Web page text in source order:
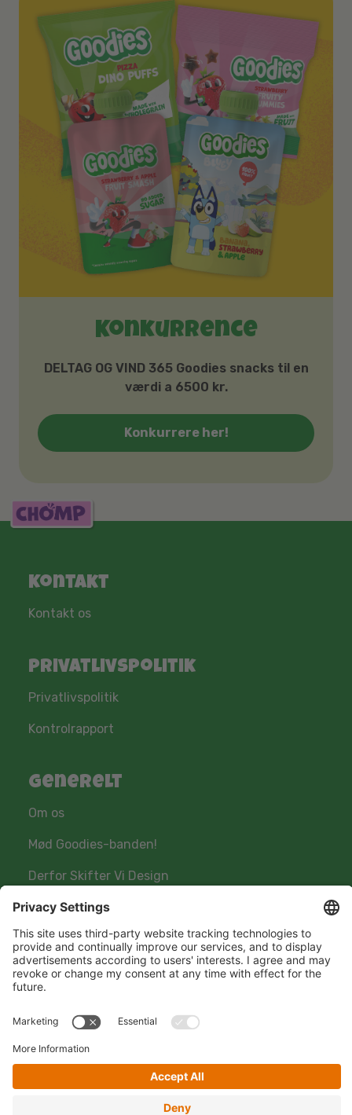
Konkurrence
DELTAG OG VIND 365 Goodies snacks til en
værdi a 6500 kr.
Konkurrere her!
Kontakt
Kontakt os
Privatlivspolitik
Privatlivspolitik
Kontrolrapport
Generelt
Om os
Mød Goodies-banden!
Derfor Skifter Vi Design
Hold kontakten
Hero Global
Copyright © Hero 2025